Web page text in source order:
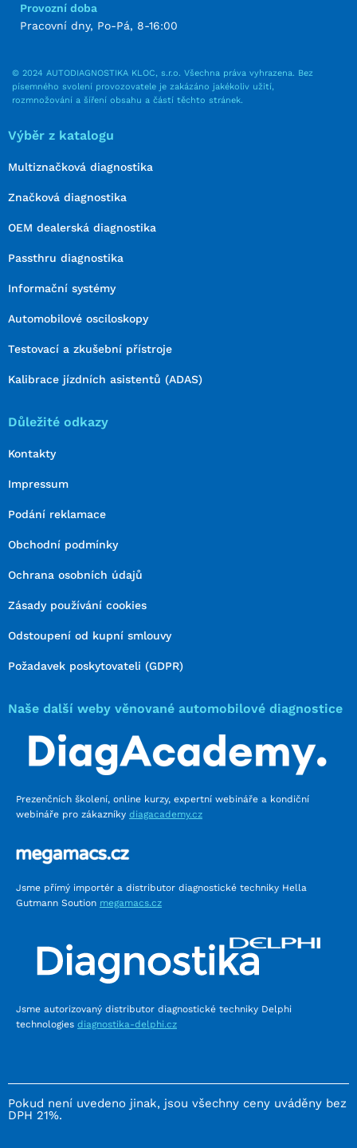
Provozní doba
Pracovní dny, Po-Pá, 8-16:00
© 2024 AUTODIAGNOSTIKA KLOC, s.r.o. Všechna práva vyhrazena. Bez
písemného svolení provozovatele je zakázáno jakékoliv užití,
rozmnožování a šíření obsahu a částí těchto stránek.
Výběr z katalogu
Multiznačková diagnostika
Značková diagnostika
OEM dealerská diagnostika
Passthru diagnostika
Informační systémy
Automobilové osciloskopy
Testovací a zkušební přístroje
Kalibrace jízdních asistentů (ADAS)
Důležité odkazy
Kontakty
Impressum
Podání reklamace
Obchodní podmínky
Ochrana osobních údajů
Zásady používání cookies
Odstoupení od kupní smlouvy
Požadavek poskytovateli (GDPR)
Naše další weby věnované automobilové diagnostice
Prezenčních školení, online kurzy, expertní webináře a kondiční
webináře pro zákazníky diagacademy.cz
Jsme přímý importér a distributor diagnostické techniky Hella
Gutmann Soution megamacs.cz
Jsme autorizovaný distributor diagnostické techniky Delphi
technologies diagnostika-delphi.cz
Pokud není uvedeno jinak, jsou všechny ceny uváděny bez
DPH 21%.